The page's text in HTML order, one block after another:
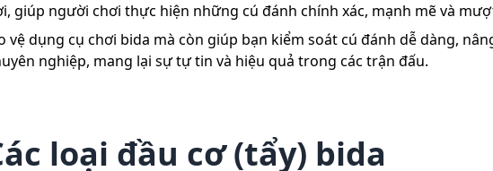
giúp người chơi thực hiện những cú đánh chính xác, mạnh mẽ và
vệ dụng cụ chơi bida mà còn giúp bạn kiểm soát cú đánh dễ dàng,
nghiệp, mang lại sự tự tin và hiệu quả trong các trận đấu.
loại đầu cơ (tẩy) bida